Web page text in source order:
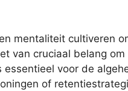
mentaliteit cultiveren
van cruciaal belang
voor de
of